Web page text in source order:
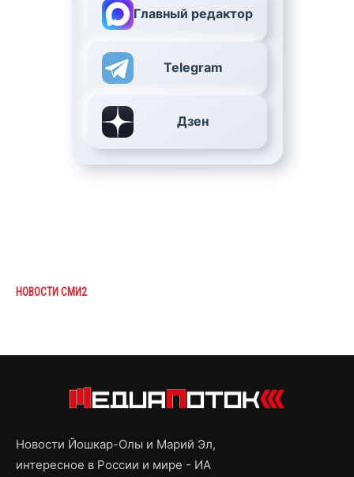
Главный редактор
Telegram
Дзен
НОВОСТИ СМИ2
Новости Йошкар-Олы и Марий Эл,
интересное в России и мире - ИА